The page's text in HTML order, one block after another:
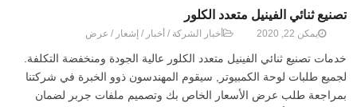
تصنيع ثنائي الفينيل متعدد الكلور
يمكن 22, 2020 أخبار الشركة / أخبار / إشعار / عرض
خدمات تصنيع ثنائي الفينيل متعدد الكلور عالية الجودة ومنخفضة التكلفة.
لجميع طلبات لوحة الكمبيوتر, سيقوم المهندسون ذوو الخبرة في شركتنا
بمراجعة طلب عرض الأسعار الخاص بك وتصميم ملفات جربر لضمان